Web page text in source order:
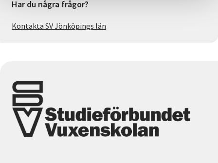
Har du några frågor?
Kontakta SV Jönköpings län